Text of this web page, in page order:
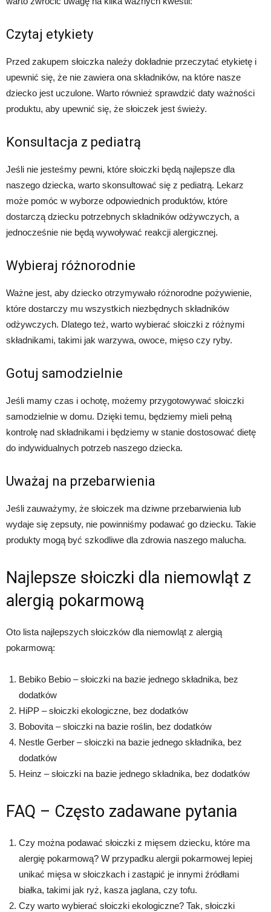
Czytaj etykiety
Przed zakupem słoiczka należy dokładnie przeczytać etykietę i
upewnić się, że nie zawiera ona składników, na które nasze
dziecko jest uczulone. Warto również sprawdzić daty ważności
produktu, aby upewnić się, że słoiczek jest świeży.
Konsultacja z pediatrą
Jeśli nie jesteśmy pewni, które słoiczki będą najlepsze dla
naszego dziecka, warto skonsultować się z pediatrą. Lekarz
może pomóc w wyborze odpowiednich produktów, które
dostarczą dziecku potrzebnych składników odżywczych, a
jednocześnie nie będą wywoływać reakcji alergicznej.
Wybieraj różnorodnie
Ważne jest, aby dziecko otrzymywało różnorodne pożywienie,
które dostarczy mu wszystkich niezbędnych składników
odżywczych. Dlatego też, warto wybierać słoiczki z różnymi
składnikami, takimi jak warzywa, owoce, mięso czy ryby.
Gotuj samodzielnie
Jeśli mamy czas i ochotę, możemy przygotowywać słoiczki
samodzielnie w domu. Dzięki temu, będziemy mieli pełną
kontrolę nad składnikami i będziemy w stanie dostosować dietę
do indywidualnych potrzeb naszego dziecka.
Uważaj na przebarwienia
Jeśli zauważymy, że słoiczek ma dziwne przebarwienia lub
wydaje się zepsuty, nie powinniśmy podawać go dziecku. Takie
produkty mogą być szkodliwe dla zdrowia naszego malucha.
Najlepsze słoiczki dla niemowląt z
alergią pokarmową
Oto lista najlepszych słoiczków dla niemowląt z alergią
pokarmową:
Bebiko Bebio – słoiczki na bazie jednego składnika, bez
dodatków
HiPP – słoiczki ekologiczne, bez dodatków
Bobovita – słoiczki na bazie roślin, bez dodatków
Nestle Gerber – słoiczki na bazie jednego składnika, bez
dodatków
Heinz – słoiczki na bazie jednego składnika, bez dodatków
FAQ – Często zadawane pytania
Czy można podawać słoiczki z mięsem dziecku, które ma
alergię pokarmową? W przypadku alergii pokarmowej lepiej
unikać mięsa w słoiczkach i zastąpić je innymi źródłami
białka, takimi jak ryż, kasza jaglana, czy tofu.
Czy warto wybierać słoiczki ekologiczne? Tak, słoiczki